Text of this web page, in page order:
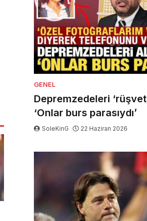
GENEL
Depremzedeleri
‘Onlar burs parasıydı’
SoleKinG 22 Haziran 2026